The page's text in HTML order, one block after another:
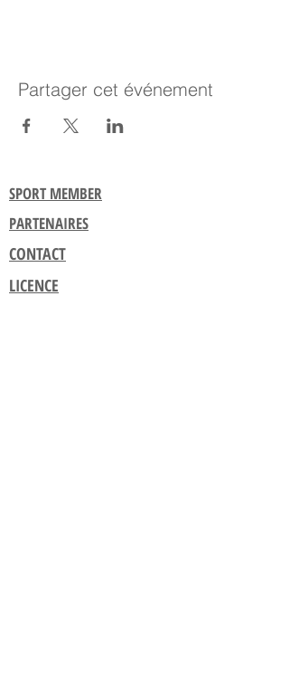
Partager cet événement
SPORT MEMBER
PARTENAIRES
CONTACT
LICENCE